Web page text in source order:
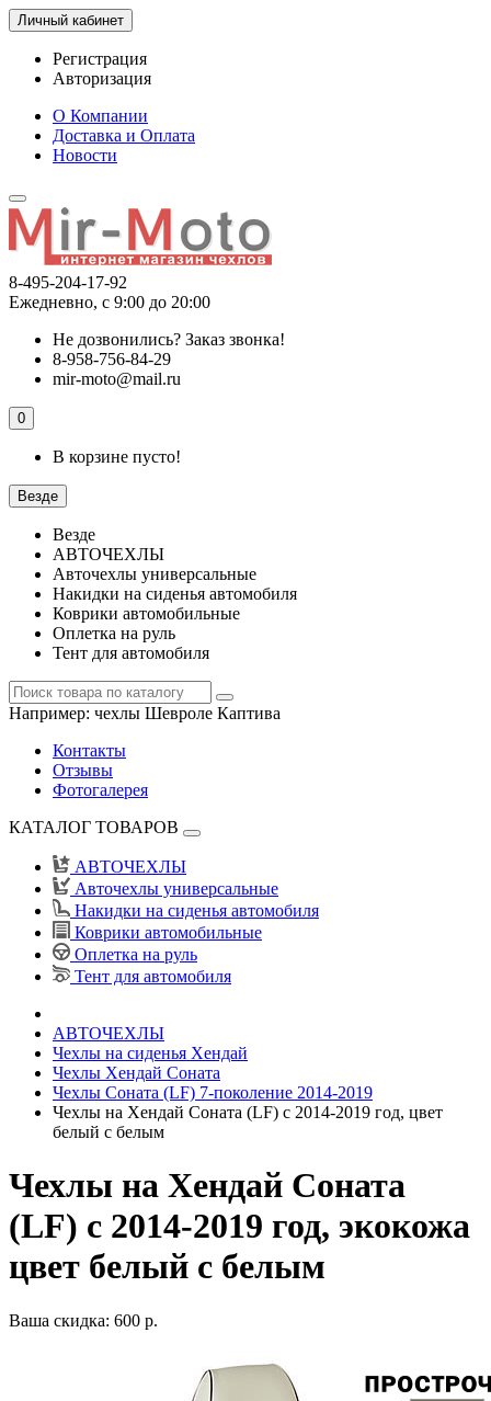
Личный кабинет
Регистрация
Авторизация
О Компании
Доставка и Оплата
Новости
8-495-204-17-92
Ежедневно, с 9:00 до 20:00
Не дозвонились? Заказ звонка!
8-958-756-84-29
mir-moto@mail.ru
0
В корзине пусто!
Везде
Везде
АВТОЧЕХЛЫ
Авточехлы универсальные
Накидки на сиденья автомобиля
Коврики автомобильные
Оплетка на руль
Тент для автомобиля
Например: чехлы Шевроле Каптива
Контакты
Отзывы
Фотогалерея
КАТАЛОГ ТОВАРОВ
АВТОЧЕХЛЫ
Авточехлы универсальные
Накидки на сиденья автомобиля
Коврики автомобильные
Оплетка на руль
Тент для автомобиля
АВТОЧЕХЛЫ
Чехлы на сиденья Хендай
Чехлы Хендай Соната
Чехлы Соната (LF) 7-поколение 2014-2019
Чехлы на Хендай Соната (LF) с 2014-2019 год, цвет
белый с белым
Чехлы на Хендай Соната
(LF) с 2014-2019 год, экокожа
цвет белый с белым
Ваша скидка: 600 р.